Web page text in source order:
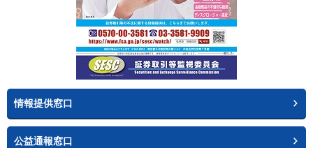
情報提供窓口
公益通報窓口